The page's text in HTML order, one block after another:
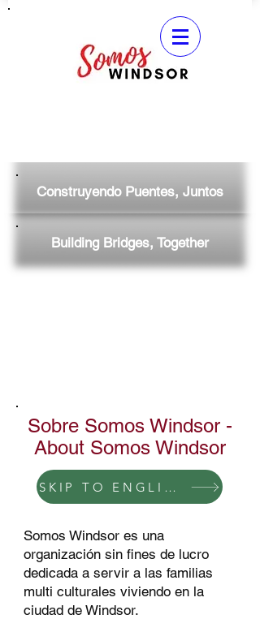
Construyendo Puentes, Juntos
Building Bridges, Together
Sobre Somos Windsor -
About Somos Windsor
SKIP TO ENGLISH
Somos Windsor es una
organización sin fines de lucro
dedicada a servir a las familias
multi culturales viviendo en la
ciudad de Windsor.